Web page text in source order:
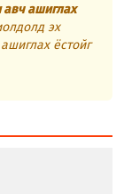
авч ашиглах
эх
ёстойг